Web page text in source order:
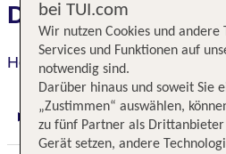
Das erwartet Sie
Hotel Univers
Digitaler und
bei TUI.com
Wir nutzen Cookies und andere
Services und Funktionen auf
notwendig sind.
Darüber hinaus und soweit Sie
„Zustimmen“ auswählen,
zu fünf Partner als
Gerät setzen, andere